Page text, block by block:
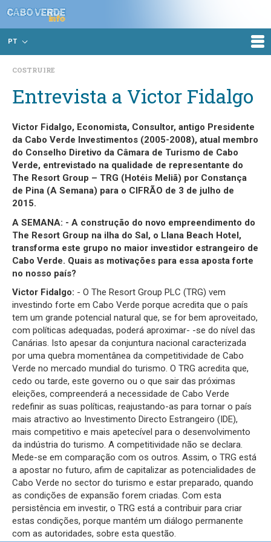
PT
COSTRUIRE
Entrevista a Victor Fidalgo
Victor Fidalgo, Economista, Consultor, antigo Presidente
da Cabo Verde Investimentos (2005-2008), atual membro
do Conselho Diretivo da Câmara de Turismo de Cabo
Verde, entrevistado na qualidade de representante do
The Resort Group – TRG (Hotéis Meliã) por Constança
de Pina (A Semana) para o CIFRÃO de 3 de julho de
2015.
A SEMANA: - A construção do novo empreendimento do
The Resort Group na ilha do Sal, o Llana Beach Hotel,
transforma este grupo no maior investidor estrangeiro de
Cabo Verde. Quais as motivações para essa aposta forte
no nosso país?
Victor Fidalgo: - O The Resort Group PLC (TRG) vem
investindo forte em Cabo Verde porque acredita que o país
tem um grande potencial natural que, se for bem aproveitado,
com políticas adequadas, poderá aproximar- -se do nível das
Canárias. Isto apesar da conjuntura nacional caracterizada
por uma quebra momentânea da competitividade de Cabo
Verde no mercado mundial do turismo. O TRG acredita que,
cedo ou tarde, este governo ou o que sair das próximas
eleições, compreenderá a necessidade de Cabo Verde
redefinir as suas políticas, reajustando-as para tornar o país
mais atractivo ao Investimento Directo Estrangeiro (IDE),
mais competitivo e mais apetecível para o desenvolvimento
da indústria do turismo. A competitividade não se declara.
Mede-se em comparação com os outros. Assim, o TRG está
a apostar no futuro, afim de capitalizar as potencialidades de
Cabo Verde no sector do turismo e estar preparado, quando
as condições de expansão forem criadas. Com esta
persistência em investir, o TRG está a contribuir para criar
estas condições, porque mantém um diálogo permanente
com as autoridades, sobre esta questão.